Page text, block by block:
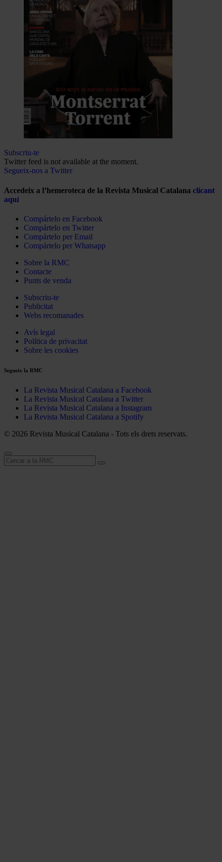
Subscriu-te
Twitter feed is not available at the moment.
Segueix-nos a Twitter
Accedeix a l’hemeroteca de la Revista Musical Catalana clicant
aquí
Compártelo en Facebook
Compártelo en Twitter
Compártelo per Email
Compártelo per Whatsapp
Sobre la RMC
Contacte
Punts de venda
Subscriu-te
Publicitat
Webs recomanades
Avís legal
Política de privacitat
Sobre les cookies
Segueix la RMC
La Revista Musical Catalana a Facebook
La Revista Musical Catalana a Twitter
La Revista Musical Catalana a Instagram
La Revista Musical Catalana a Spotify
© 2026 Revista Musical Catalana - Tots els drets reservats.
Cerca